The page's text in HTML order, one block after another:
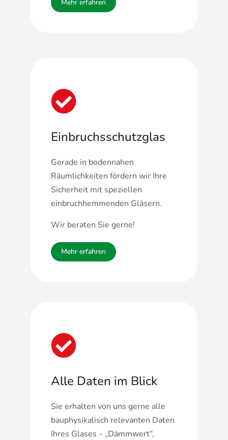
Mehr erfahren
Einbruchsschutzglas
Gerade in bodennahen
Räumlichkeiten fördern wir Ihre
Sicherheit mit speziellen
einbruchhemmenden Gläsern.
Wir beraten Sie gerne!
Mehr erfahren
Alle Daten im Blick
Sie erhalten von uns gerne alle
bauphysikalisch relevanten Daten
Ihres Glases – „Dämmwert“,